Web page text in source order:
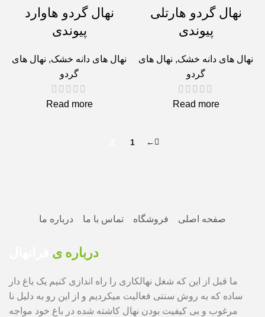
نهال گردو هارتلی
پیوندی
نهال های دانه خشک, نهال های
گردو
Read more
نهال گردو هاوارد
پیوندی
نهال های دانه خشک, نهال های
گردو
Read more
←
1
صفحه اصلی فروشگاه تماس با ما درباره ما
درباره ی
ما قبل از این که شغل نهالکاری را راه اندازی کنیم یک باغ دار
ساده که به روش سنتی فعالیت میکردیم و از این رو به دلیل نا
مرغوب و بی کیفیت بودن نهال کاشته شده در باغ خود مواجه